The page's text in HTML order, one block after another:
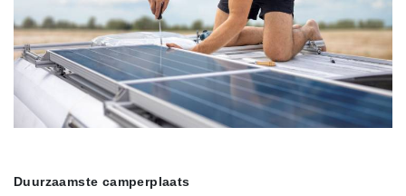
Duurzaamste camperplaats